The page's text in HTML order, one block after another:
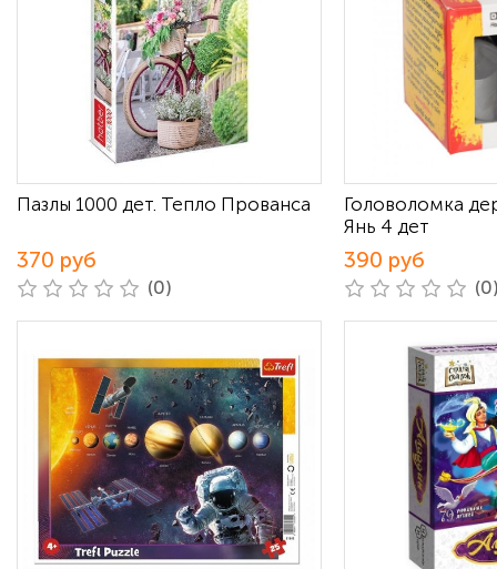
Пазлы 1000 дет. Тепло Прованса
370 руб
(0)
Головоломка
Янь 4 дет
390 руб